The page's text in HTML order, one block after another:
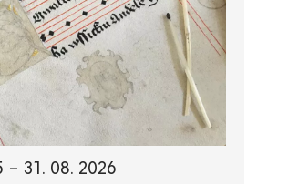
– 31. 08. 2026